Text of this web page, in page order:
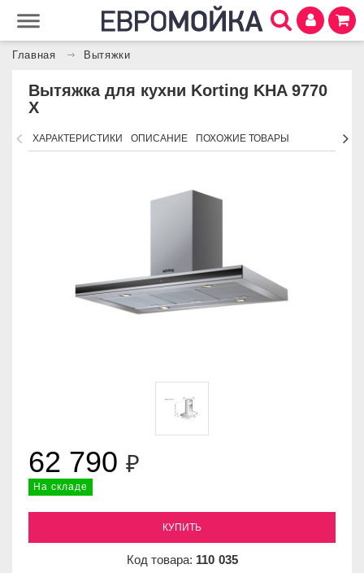
Главная Вытяжки
Вытяжка для кухни Korting KHA 9770
X
ХАРАКТЕРИСТИКИ ОПИСАНИЕ ПОХОЖИЕ ТОВАРЫ
62 790 ₽
На складе
КУПИТЬ
Код товара: 110 035